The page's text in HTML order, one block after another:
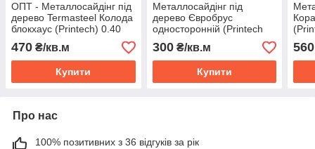
ОПТ - Металлосайдінг під
дерево Termasteel Колода
блокхаус (Printech) 0.40
мм
470 ₴/кв.м
Купити
Металлосайдінг під
дерево Євробрус
односторонній (Printech
горіх, 0,40 мм)
300₴/кв.м
Купити
560
Про нас
100% позитивних з 36 відгуків за рік